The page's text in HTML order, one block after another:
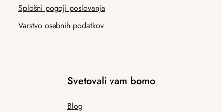
Splošni pogoji poslovanja
Varstvo osebnih podatkov
Svetovali vam bomo
Blog